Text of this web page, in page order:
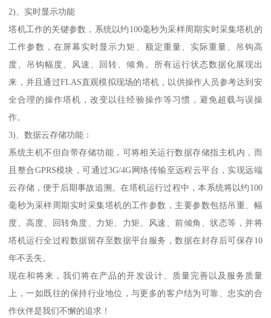
2)、实时显示功能
塔机工作的关键参数，系统以约100毫秒为采样周期实时采集塔机的
工作参数，在屏幕实时显示力矩、额定重量、实际重量、吊钩高
度、吊钩幅度、风速、回转、倾角。所有运行状态数据化展现出
来，并且通过FLAS直观模拟现场的塔机，以供操作人员参考达到安
全合理的操作塔机，改变以往经验操作等习惯，避免超载与误操
作。
3)、数据云存储功能：
系统主机不但自带存储功能，可将相关运行数据存储指主机内，而
且整合GPRS模块，可通过3G/4G网络传输至远程云平台，实现远端
云存储，便于后期事故追溯。在塔机运行过程中，本系统将以约100
毫秒为采样周期实时采集塔机的工作参数，主要参数包括吊重、幅
度、高度、回转角度、力矩、力矩、风速、前倾角、状态等，并将
塔机运行全过程数据留存至数据平台服务，数据在封存后可保存10
年不丢失。
现在和将来，我们将在产品的开发设计、质量完善以及服务质量
上，一如既往的保持行业地位，与更多的客户结为可靠、忠实的合
作伙伴是我们不懈的追求！